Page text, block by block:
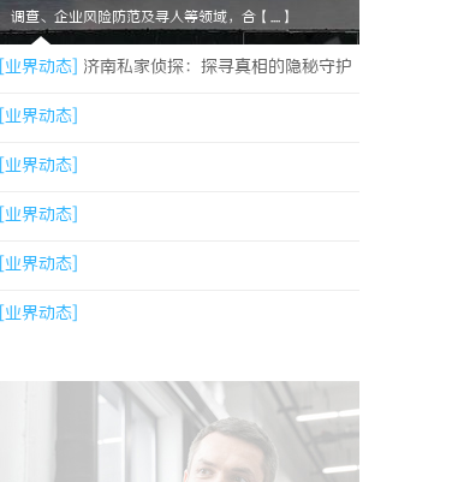
调查、企业风险防范及寻人等领域，合【....】
[业界动态] 济南私家侦探：探寻真相的隐秘守护
者[业界动态]
[业界动态]
[业界动态]
[业界动态]
[业界动态]